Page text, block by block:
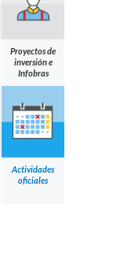
Proyectos de
inversión e
Infobras
Actividades
oficiales